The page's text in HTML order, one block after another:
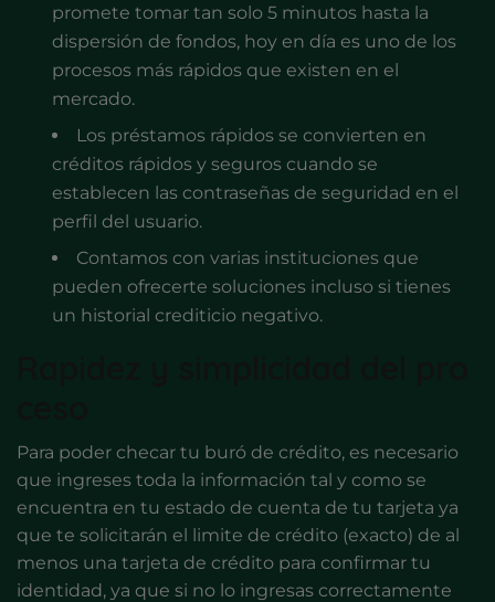
promete tomar tan solo 5 minutos hasta la
dispersión de fondos, hoy en día es uno de los
procesos más rápidos que existen en el
mercado.
Los préstamos rápidos se convierten en
créditos rápidos y seguros cuando se
establecen las contraseñas de seguridad en el
perfil del usuario.
Contamos con varias instituciones que
pueden ofrecerte soluciones incluso si tienes
un historial crediticio negativo.
Para poder checar tu buró de crédito, es necesario
que ingreses toda la información tal y como se
encuentra en tu estado de cuenta de tu tarjeta ya
que te solicitarán el limite de crédito (exacto) de al
menos una tarjeta de crédito para confirmar tu
identidad, ya que si no lo ingresas correctamente